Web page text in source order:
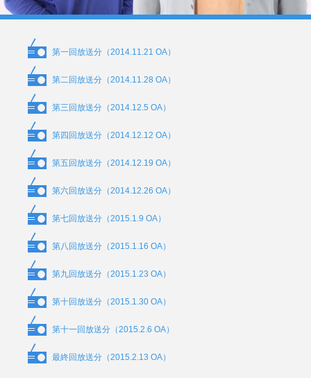
第一回放送分（2014.11.21 OA）
第二回放送分（2014.11.28 OA）
第三回放送分（2014.12.5 OA）
第四回放送分（2014.12.12 OA）
第五回放送分（2014.12.19 OA）
第六回放送分（2014.12.26 OA）
第七回放送分（2015.1.9 OA）
第八回放送分（2015.1.16 OA）
第九回放送分（2015.1.23 OA）
第十回放送分（2015.1.30 OA）
第十一回放送分（2015.2.6 OA）
最終回放送分（2015.2.13 OA）